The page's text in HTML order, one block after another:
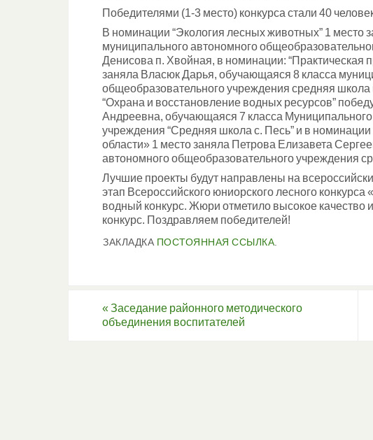
Победителями (1-3 место) конкурса стали 40
В номинации “Экология лесных животных” 1 место
муниципального автономного
Денисова п. Хвойная, в номинации: “Практическая
заняла Власюк Дарья, обучающаяся 8 класса
общеобразовательного учреждения средняя
“Охрана и восстановление водных ресурсов”
Андреевна, обучающаяся 7 класса
учреждения “Средняя школа с. Песь” и в
области» 1 место заняла Петрова Елизавета
автономного общеобразовательного учреждения
Лучшие проекты будут направлены на
этап Всероссийского юниорского лесного
водный конкурс. Жюри отметило высокое качество
конкурс. Поздравляем победителей!
ЗАКЛАДКА ПОСТОЯННАЯ ССЫЛКА
« Заседание районного методического
объединения воспитателей